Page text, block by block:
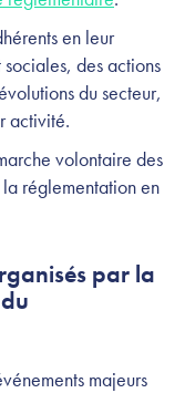
en leur
des actions
du secteur,
activité.
volontaire des
réglementation en
par la
majeurs